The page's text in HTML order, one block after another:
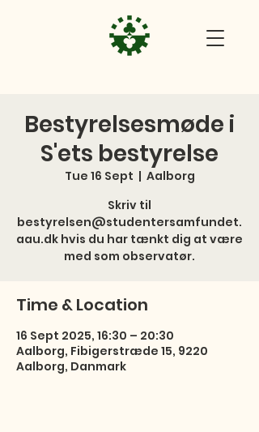
Bestyrelsesmøde i
S'ets bestyrelse
Tue 16 Sept
  |
Aalborg
Skriv til
bestyrelsen@studentersamfundet.
aau.dk hvis du har tænkt dig at være
med som observatør.
Time & Location
16 Sept 2025, 16:30 – 20:30
Aalborg, Fibigerstræde 15, 9220
Aalborg, Danmark